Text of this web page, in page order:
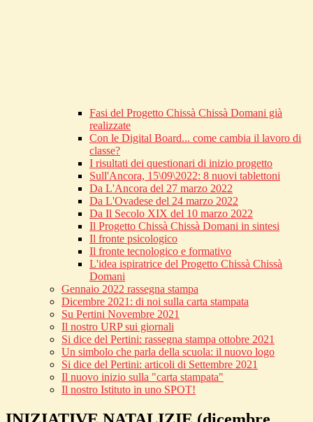
Fasi del Progetto Chissà Chissà Domani già
realizzate
Con le Digital Board... come cambia il lavoro di
classe?
I risultati dei questionari di inizio progetto
Sull'Ancora, 15\09\2022: 8 nuovi tablettoni
Da L'Ancora del 27 marzo 2022
Da L'Ovadese del 24 marzo 2022
Da Il Secolo XIX del 10 marzo 2022
Il Progetto Chissà Chissà Domani in sintesi
Il fronte psicologico
Il fronte tecnologico e formativo
L'idea ispiratrice del Progetto Chissà Chissà
Domani
Gennaio 2022 rassegna stampa
Dicembre 2021: di noi sulla carta stampata
Su Pertini Novembre 2021
Il nostro URP sui giornali
Si dice del Pertini: rassegna stampa ottobre 2021
Un simbolo che parla della scuola: il nuovo logo
Si dice del Pertini: articoli di Settembre 2021
Il nuovo inizio sulla "carta stampata"
Il nostro Istituto in uno SPOT!